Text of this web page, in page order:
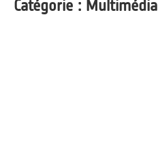
Catégorie : Multimédia